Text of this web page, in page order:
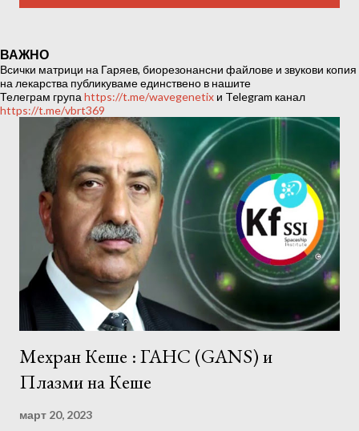
а
ц
и
ВАЖНО
Всички матрици на Гаряев, биорезонансни файлове и звукови копия
на лекарства публикуваме единствено в нашите
Телеграм група https://t.me/wavegenetix и Telegram канал
https://t.me/vbrt369
Мехран Кеше : ГАНС (GANS) и
Плазми на Кеше
март 20, 2023